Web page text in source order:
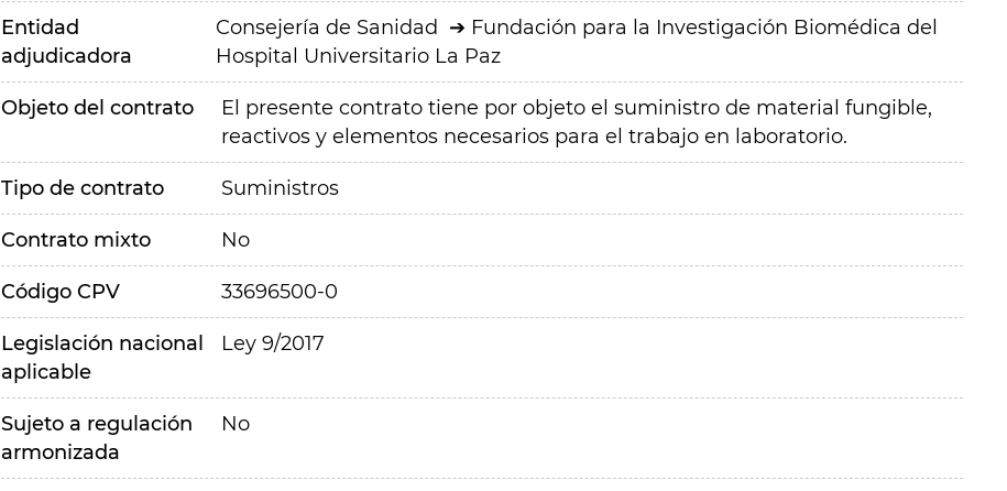
Entidad
adjudicadora
Consejería de Sanidad
Fundación para la Investigación Biomédica del
Hospital Universitario La Paz
Objeto del contrato
El presente contrato tiene por objeto el suministro de material fungible,
reactivos y elementos necesarios para el trabajo en laboratorio.
Tipo de contrato Suministros
Contrato mixto No
Código CPV 33696500-0
Legislación nacional
aplicable
Ley 9/2017
Sujeto a regulación
armonizada
No